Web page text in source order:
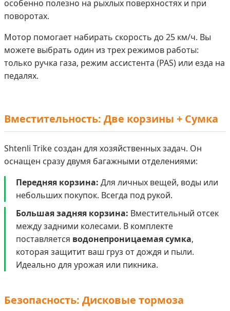
особенно полезно на рыхлых поверхностях и при
поворотах.
Мотор помогает набирать скорость до 25 км/ч. Вы
можете выбрать один из трех режимов работы:
только ручка газа, режим ассистента (PAS) или езда на
педалях.
Вместительность: Две корзины + Сумка
Shtenli Trike создан для хозяйственных задач. Он
оснащен сразу двумя багажными отделениями:
Передняя корзина: Для личных вещей, воды или
небольших покупок. Всегда под рукой.
Большая задняя корзина: Вместительный отсек
между задними колесами. В комплекте
поставляется водонепроницаемая сумка,
которая защитит ваш груз от дождя и пыли.
Идеально для урожая или пикника.
Безопасность: Дисковые тормоза